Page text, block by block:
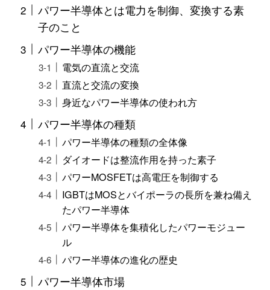
パワー半導体とは電力を制御、変換する素
子のこと
パワー半導体の機能
電気の直流と交流
直流と交流の変換
身近なパワー半導体の使われ方
パワー半導体の種類
パワー半導体の種類の全体像
ダイオードは整流作用を持った素子
パワーMOSFETは高電圧を制御する
IGBTはMOSとバイポーラの長所を兼ね備え
たパワー半導体
パワー半導体を集積化したパワーモジュー
ル
パワー半導体の進化の歴史
パワー半導体市場